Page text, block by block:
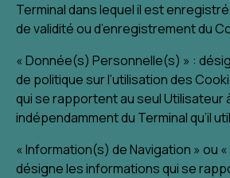
Terminal dans lequel il est
de validité ou d’enregistrement du
« Donnée(s) Personnelle(s) » :
de politique sur l’utilisation des
qui se rapportent au seul Utilisateur
indépendamment du Terminal qu’il
« Information(s) de Navigation » ou «
désigne les informations qui se